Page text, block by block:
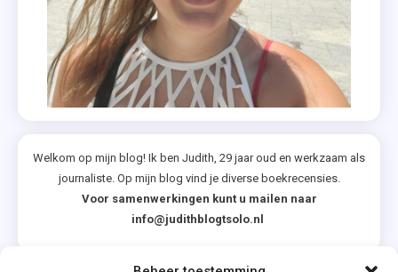
Welkom op mijn blog! Ik ben Judith, 29 jaar oud en werkzaam als
journaliste. Op mijn blog vind je diverse boekrecensies.
Voor samenwerkingen kunt u mailen naar
info@judithblogtsolo.nl